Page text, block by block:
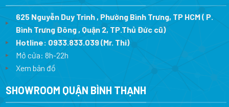
625 Nguyễn Duy Trinh , Phường Bình Trưng, TP HCM ( P.
Bình Trưng Đông , Quận 2, TP.Thủ Đức cũ)
Hotline: 0933.833.039(Mr. Thi)
Mở cửa: 8h-22h
Xem bản đồ
SHOWROOM QUẬN BÌNH THẠNH